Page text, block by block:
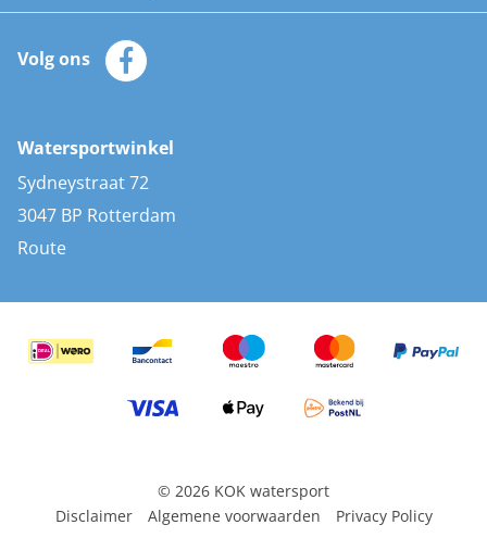
Automatische reddingsvesten
Zeilkleding
Zonnepanelen
AIS transponders
Stootwillen en fenders
Bootkussens
Zwemtrappen
Klantenservice
Merken
Volg ons
Watersportwinkel
Sydneystraat 72
3047 BP Rotterdam
Route
© 2026 KOK watersport
Disclaimer
Algemene voorwaarden Privacy Policy